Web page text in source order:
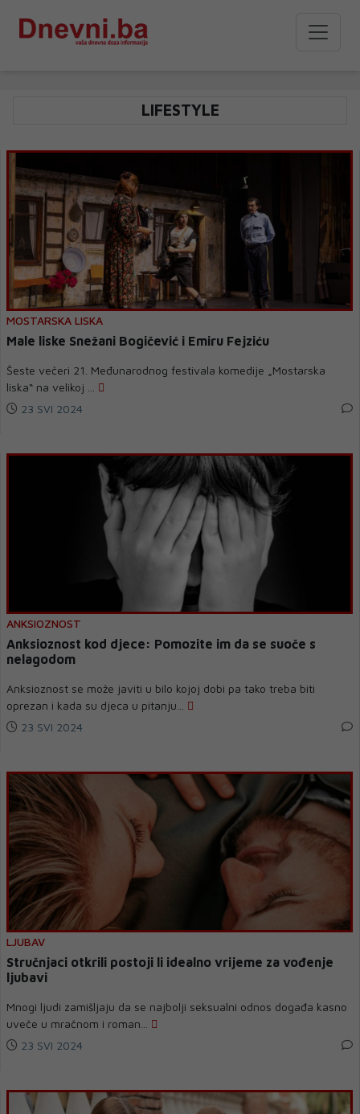
LIFESTYLE
MOSTARSKA LISKA
Male liske Snežani Bogičević i Emiru Fejziću
Šeste večeri 21. Međunarodnog festivala komedije „Mostarska
liska“ na velikoj ...
23 SVI 2024
ANKSIOZNOST
Anksioznost kod djece: Pomozite im da se suoče s
nelagodom
Anksioznost se može javiti u bilo kojoj dobi pa tako treba biti
oprezan i kada su djeca u pitanju...
23 SVI 2024
LJUBAV
Stručnjaci otkrili postoji li idealno vrijeme za vođenje
ljubavi
Mnogi ljudi zamišljaju da se najbolji seksualni odnos događa kasno
uveče u mračnom i roman...
23 SVI 2024